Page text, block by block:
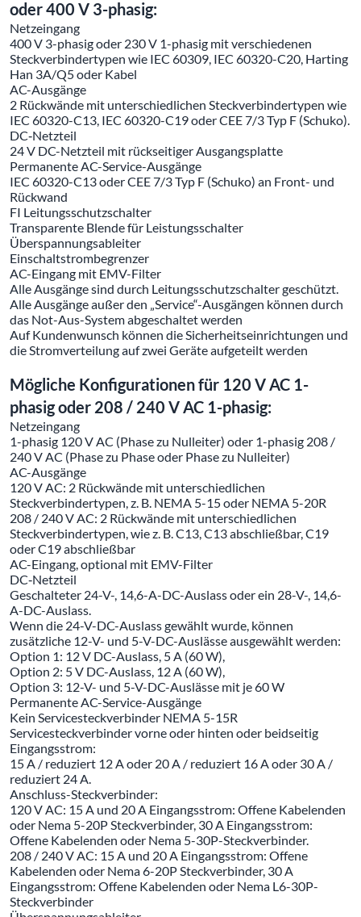
oder 400 V 3-phasig:
Netzeingang
400 V 3-phasig oder 230 V 1-phasig mit verschiedenen
Steckverbindertypen wie IEC 60309, IEC 60320-C20, Harting
Han 3A/Q5 oder Kabel
AC-Ausgänge
2 Rückwände mit unterschiedlichen Steckverbindertypen wie
IEC 60320-C13, IEC 60320-C19 oder CEE 7/3 Typ F (Schuko).
DC‐Netzteil
24 V DC-Netzteil mit rückseitiger Ausgangsplatte
Permanente AC-Service-Ausgänge
IEC 60320-C13 oder CEE 7/3 Typ F (Schuko) an Front- und
Rückwand
FI Leitungsschutzschalter
Transparente Blende für Leistungsschalter
Überspannungsableiter
Einschaltstrombegrenzer
AC-Eingang mit EMV-Filter
Alle Ausgänge sind durch Leitungsschutzschalter geschützt.
Alle Ausgänge außer den „Service“-Ausgängen können durch
das Not-Aus-System abgeschaltet werden
Auf Kundenwunsch können die Sicherheitseinrichtungen und
die Stromverteilung auf zwei Geräte aufgeteilt werden
Mögliche Konfigurationen für 120 V AC 1-
phasig oder 208 / 240 V AC 1-phasig:
Netzeingang
1-phasig 120 V AC (Phase zu Nulleiter) oder 1-phasig 208 /
240 V AC (Phase zu Phase oder Phase zu Nulleiter)
AC-Ausgänge
120 V AC: 2 Rückwände mit unterschiedlichen
Steckverbindertypen, z. B. NEMA 5-15 oder NEMA 5-20R
208 / 240 V AC: 2 Rückwände mit unterschiedlichen
Steckverbindertypen, wie z. B. C13, C13 abschließbar, C19
oder C19 abschließbar
AC-Eingang, optional mit EMV-Filter
DC‐Netzteil
Geschalteter 24-V-, 14,6-A-DC-Auslass oder ein 28-V-, 14,6-
A-DC-Auslass.
Wenn die 24-V-DC-Auslass gewählt wurde, können
zusätzliche 12-V- und 5-V-DC-Auslässe ausgewählt werden:
Option 1: 12 V DC-Auslass, 5 A (60 W),
Option 2: 5 V DC-Auslass, 12 A (60 W),
Option 3: 12-V- und 5-V-DC-Auslässe mit je 60 W
Permanente AC-Service-Ausgänge
Kein Servicesteckverbinder NEMA 5-15R
Servicesteckverbinder vorne oder hinten oder beidseitig
Eingangsstrom:
15 A / reduziert 12 A oder 20 A / reduziert 16 A oder 30 A /
reduziert 24 A.
Anschluss-Steckverbinder:
120 V AC: 15 A und 20 A Eingangsstrom: Offene Kabelenden
oder Nema 5-20P Steckverbinder, 30 A Eingangsstrom:
Offene Kabelenden oder Nema 5-30P-Steckverbinder.
208 / 240 V AC: 15 A und 20 A Eingangsstrom: Offene
Kabelenden oder Nema 6-20P Steckverbinder, 30 A
Eingangsstrom: Offene Kabelenden oder Nema L6-30P-
Steckverbinder